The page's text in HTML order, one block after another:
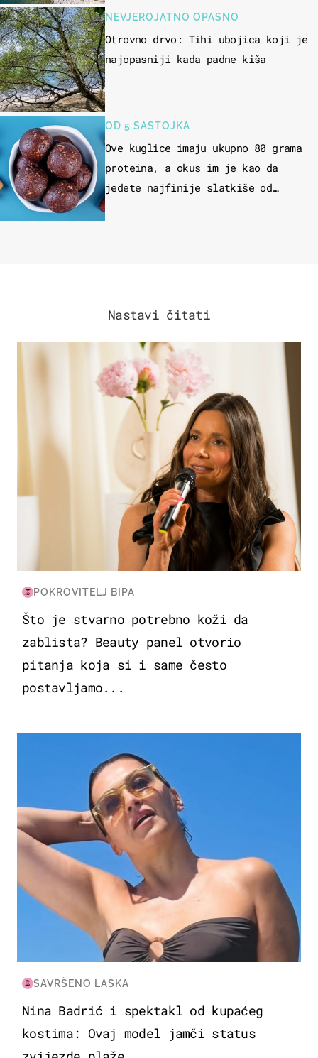
NEVJEROJATNO OPASNO
Otrovno drvo: Tihi ubojica koji je
najopasniji kada padne kiša
OD 5 SASTOJKA
Ove kuglice imaju ukupno 80 grama
proteina, a okus im je kao da
jedete najfinije slatkiše od
Nastavi čitati
MODA & LJEPOTA
POKROVITELJ BIPA
Što je stvarno potrebno koži da
zablista? Beauty panel otvorio
pitanja koja si i same često
postavljamo...
SAVRŠENO LASKA
Nina Badrić i spektakl od kupaćeg
kostima: Ovaj model jamči status